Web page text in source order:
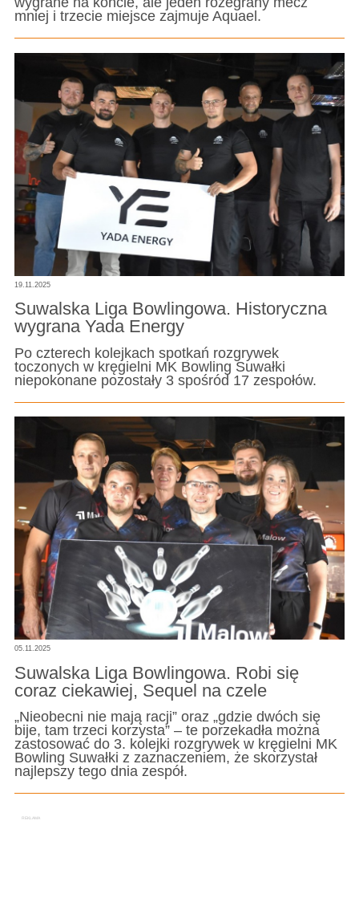
mniej i trzecie miejsce zajmuje Aquael.
19.11.2025
Suwalska Liga Bowlingowa. Historyczna
wygrana Yada Energy
Po czterech kolejkach spotkań rozgrywek
toczonych w kręgielni MK Bowling Suwałki
niepokonane pozostały 3 spośród 17 zespołów.
05.11.2025
Suwalska Liga Bowlingowa. Robi się
coraz ciekawiej, Sequel na czele
„Nieobecni nie mają racji” oraz „gdzie dwóch się
bije, tam trzeci korzysta” – te porzekadła można
zastosować do 3. kolejki rozgrywek w kręgielni MK
Bowling Suwałki z zaznaczeniem, że skorzystał
najlepszy tego dnia zespół.